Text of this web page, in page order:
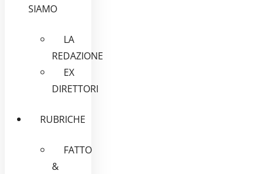
SIAMO
LA
REDAZIONE
EX
DIRETTORI
RUBRICHE
FATTO
&